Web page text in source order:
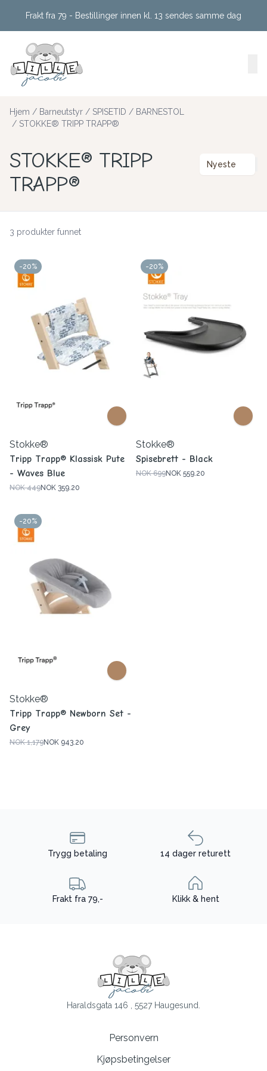
Frakt fra 79 - Bestillinger innen kl. 13 sendes samme dag
Hjem / Barneutstyr / SPISETID / BARNESTOL
/ STOKKE® TRIPP TRAPP®
STOKKE® TRIPP
TRAPP®
Nyeste
3 produkter funnet
-20%
Stokke®
Tripp Trapp® Klassisk Pute
- Waves Blue
NOK 449NOK 359.20
-20%
Stokke®
Spisebrett - Black
NOK 699NOK 559.20
-20%
Stokke®
Tripp Trapp® Newborn Set -
Grey
NOK 1,179NOK 943.20
Trygg betaling 14 dager returett
Frakt fra 79,- Klikk & hent
Haraldsgata 146 , 5527 Haugesund.
Personvern
Kjøpsbetingelser